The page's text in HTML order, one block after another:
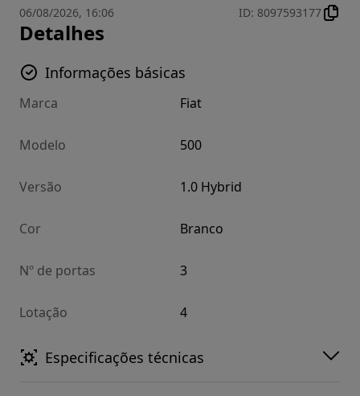
06/08/2026, 16:06 ID: 8097593177
Detalhes
Informações básicas
Marca Fiat
Modelo 500
Versão 1.0 Hybrid
Cor Branco
Nº de portas 3
Lotação 4
Especificações técnicas